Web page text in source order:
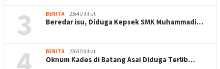
3 BERITA 2364 Dilihat
Beredar isu, Diduga Kepsek SMK Muhammadi…
BERITA 2264 Dilihat
Oknum Kades di Batang Asai Diduga Terlib…